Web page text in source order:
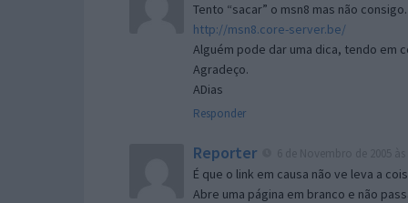
Tento “sacar” o msn8 mas não
http://msn8.core-server.be/
Alguém pode dar uma dica, tendo em
Agradeço.
ADias
Responder
Reporter
É que o link em causa não ve leva a
Abre uma página em branco e não